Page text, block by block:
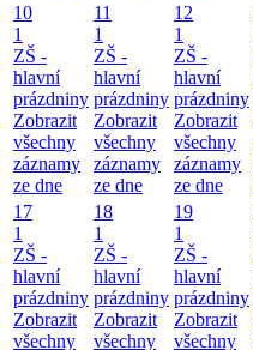
10
1
ZŠ -
hlavní
prázdniny
Zobrazit
všechny
záznamy
ze dne
11
1
ZŠ -
hlavní
prázdniny
Zobrazit
všechny
záznamy
ze dne
12
1
ZŠ -
hlavní
prázdniny
Zobrazit
všechny
záznamy
ze dne
17
1
ZŠ -
hlavní
prázdniny
Zobrazit
všechny
18
1
ZŠ -
hlavní
prázdniny
Zobrazit
všechny
19
1
ZŠ -
hlavní
prázdniny
Zobrazit
všechny